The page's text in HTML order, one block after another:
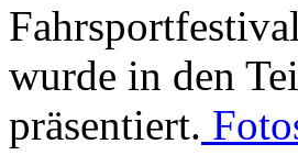
wurde in den
präsentiert.